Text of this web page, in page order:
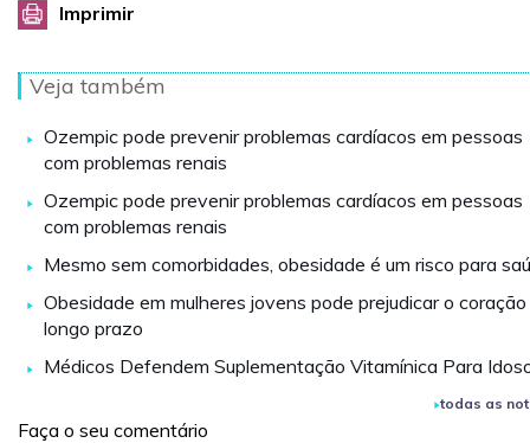
Imprimir
Veja também
Ozempic pode prevenir problemas cardíacos em pessoas
com problemas renais
Ozempic pode prevenir problemas cardíacos em pessoas
com problemas renais
Mesmo sem comorbidades, obesidade é um risco para
Obesidade em mulheres jovens pode prejudicar o
longo prazo
Médicos Defendem Suplementação Vitamínica Para
todas as
Faça o seu comentário